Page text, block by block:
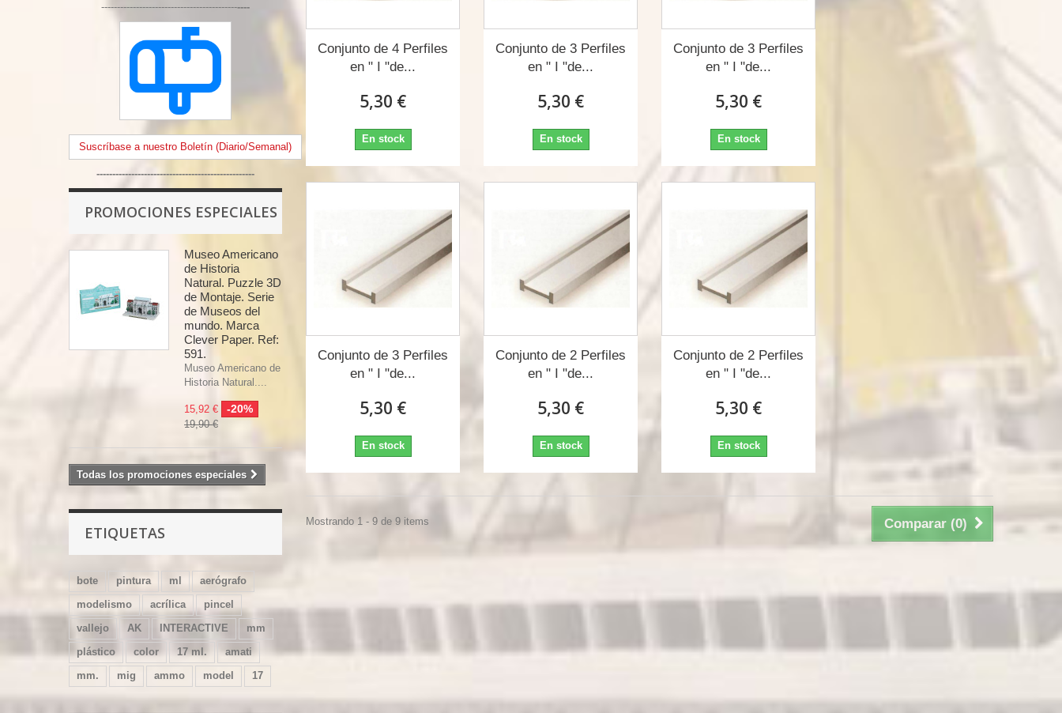
-----------------------------------------------
Suscríbase a nuestro Boletín (Diario/Semanal)
--------------------------------------------------
PROMOCIONES ESPECIALES
Museo Americano
de Historia
Natural. Puzzle 3D
de Montaje. Serie
de Museos del
mundo. Marca
Clever Paper. Ref:
591.
Museo Americano de
Historia Natural....
15,92 € -20%
19,90 €
Todas los promociones especiales
ETIQUETAS
bote pintura ml
aerógrafo
modelismo
acrílica
pincel
vallejo
AK INTERACTIVE
mm
plástico
color 17 ml.
amati
mm.
mig ammo model 17
Conjunto de 4 Perfiles
en " I "de...
5,30 €
En stock
Conjunto de 3 Perfiles
en " I "de...
5,30 €
En stock
Conjunto de 3 Perfiles
en " I "de...
5,30 €
En stock
Conjunto de 3 Perfiles
en " I "de...
5,30 €
En stock
Conjunto de 2 Perfiles
en " I "de...
5,30 €
En stock
Conjunto de 2 Perfiles
en " I "de...
5,30 €
En stock
Comparar (0)
Mostrando 1 - 9 de 9 items